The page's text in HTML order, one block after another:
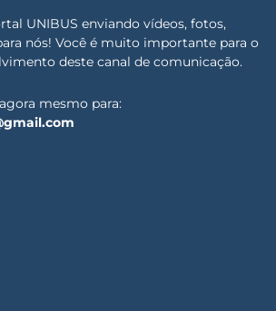
UNIBUS enviando vídeos, fotos,
nós! Você é muito importante para o
deste canal de comunicação.
mesmo para: